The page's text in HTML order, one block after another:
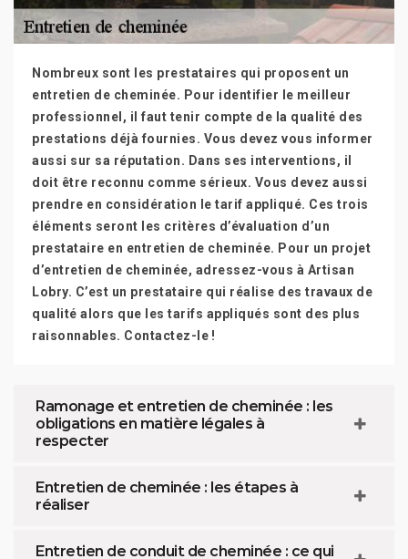
Nombreux sont les prestataires qui proposent un
entretien de cheminée. Pour identifier le meilleur
professionnel, il faut tenir compte de la qualité des
prestations déjà fournies. Vous devez vous informer
aussi sur sa réputation. Dans ses interventions, il
doit être reconnu comme sérieux. Vous devez aussi
prendre en considération le tarif appliqué. Ces trois
éléments seront les critères d’évaluation d’un
prestataire en entretien de cheminée. Pour un projet
d’entretien de cheminée, adressez-vous à Artisan
Lobry. C’est un prestataire qui réalise des travaux de
qualité alors que les tarifs appliqués sont des plus
raisonnables. Contactez-le !
Ramonage et entretien de cheminée : les
obligations en matière légales à
respecter
Entretien de cheminée : les étapes à
réaliser
Entretien de conduit de cheminée : ce qui